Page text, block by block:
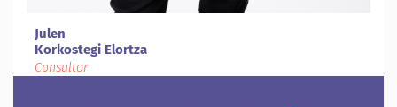
Julen
Korkostegi Elortza
Consultor